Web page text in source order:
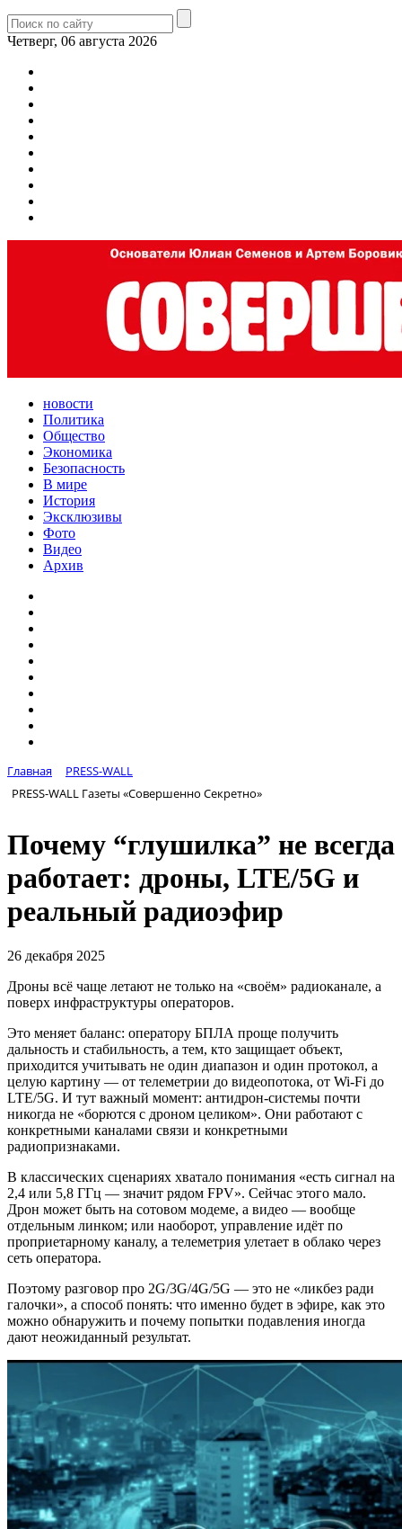
Четверг, 06 августа 2026
новости
Политика
Общество
Экономика
Безопасность
В мире
История
Эксклюзивы
Фото
Видео
Архив
Главная
PRESS-WALL
PRESS-WALL Газеты «Совершенно Секретно»
Почему “глушилка” не всегда
работает: дроны, LTE/5G и
реальный радиоэфир
26 декабря 2025
Дроны всё чаще летают не только на «своём» радиоканале, а
поверх инфраструктуры операторов.
Это меняет баланс: оператору БПЛА проще получить
дальность и стабильность, а тем, кто защищает объект,
приходится учитывать не один диапазон и один протокол, а
целую картину — от телеметрии до видеопотока, от Wi‑Fi до
LTE/5G. И тут важный момент: антидрон-системы почти
никогда не «борются с дроном целиком». Они работают с
конкретными каналами связи и конкретными
радиопризнаками.
В классических сценариях хватало понимания «есть сигнал на
2,4 или 5,8 ГГц — значит рядом FPV». Сейчас этого мало.
Дрон может быть на сотовом модеме, а видео — вообще
отдельным линком; или наоборот, управление идёт по
проприетарному каналу, а телеметрия улетает в облако через
сеть оператора.
Поэтому разговор про 2G/3G/4G/5G — это не «ликбез ради
галочки», а способ понять: что именно будет в эфире, как это
можно обнаружить и почему попытки подавления иногда
дают неожиданный результат.